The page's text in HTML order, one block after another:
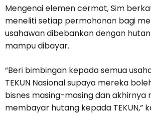
Mengenai elemen cermat, Sim
meneliti setiap permohonan bagi
usahawan dibebankan dengan
mampu dibayar.
“Beri bimbingan kepada semua
TEKUN Nasional supaya mereka
bisnes masing-masing dan akhirnya
membayar hutang kepada TEKUN,”